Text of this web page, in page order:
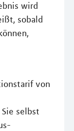
wird
sobald
von
selbst